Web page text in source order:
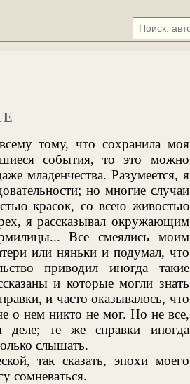
тому, что сохранила моя
события, то это можно
младенчества. Разумеется, я
но многие случаи
красок, со всею живостью
я рассказывал окружающим
Все смеялись моим
или няньки и подумал, что
приводил иногда такие
и которые могли знать
и часто оказывалось, что
о нем никто не мог. Но не все,
те же справки иногда
слышать.
так сказать, эпохи моего
сомневаться.